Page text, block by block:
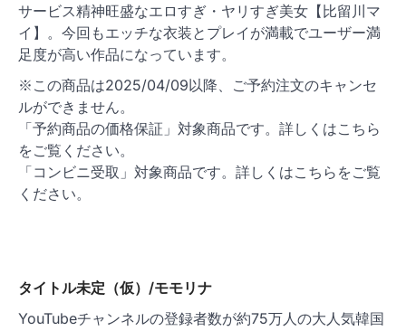
サービス精神旺盛なエロすぎ・ヤリすぎ美女【比留川マ
イ】。今回もエッチな衣装とプレイが満載でユーザー満
足度が高い作品になっています。
※この商品は2025/04/09以降、ご予約注文のキャンセ
ルができません。
「予約商品の価格保証」対象商品です。詳しくはこちら
をご覧ください。
「コンビニ受取」対象商品です。詳しくはこちらをご覧
ください。
タイトル未定（仮）/モモリナ
YouTubeチャンネルの登録者数が約75万人の大人気韓国